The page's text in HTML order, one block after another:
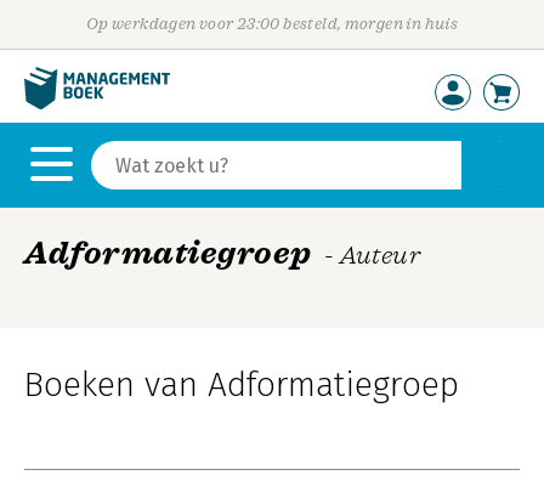
Op werkdagen voor 23:00 besteld, morgen in huis
Adformatiegroep - Auteur
Boeken van Adformatiegroep